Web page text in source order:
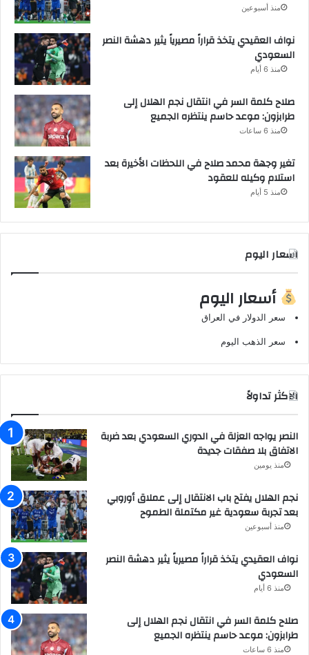
منذ أسبوعين
نواف العقيدي يتخذ قراراً مصيرياً يثير دهشة النصر
السعودي
منذ 6 أيام
صلاح كلمة السر في انتقال نجم الهلال إلى
طرابزون: موعد حاسم ينتظره الجميع
منذ 6 ساعات
تغير وجهة محمد صلاح في اللحظات الأخيرة بعد
استلام وكيله للعقود
منذ 5 أيام
اسعار اليوم
أسعار اليوم
سعر الدولار في العراق
سعر الذهب اليوم
الاكثر تداولاً
النصر يواجه العزلة في الدوري السعودي بعد ضربة
الاتفاق بلا صفقات جديدة
منذ يومين
نجم الهلال يفتح باب الانتقال إلى عملاق أوروبي
بعد تجربة سعودية غير مكتملة الطموح
منذ أسبوعين
نواف العقيدي يتخذ قراراً مصيرياً يثير دهشة النصر
السعودي
منذ 6 أيام
صلاح كلمة السر في انتقال نجم الهلال إلى
طرابزون: موعد حاسم ينتظره الجميع
منذ 6 ساعات